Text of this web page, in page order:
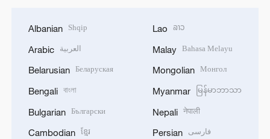
Albanian Shqip
Arabic العربية
Belarusian Беларуская
Bengali বাংলা
Bulgarian Български
Cambodian ខ្មែរ
Lao ລາວ
Malay Bahasa Melayu
Mongolian Монгол
Myanmar မြန်မာဘာသာ
Nepali नेपाली
Persian فارسی